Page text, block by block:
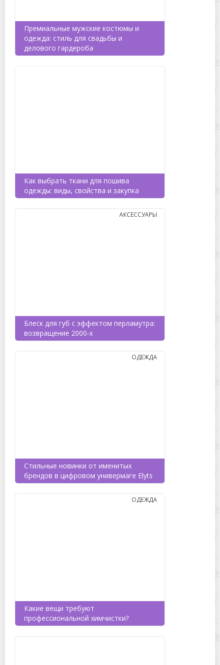
Премиальные мужские костюмы и
одежда: стиль для свадьбы и
делового гардероба
Как выбрать ткани для пошива
одежды: виды, свойства и закупка
Блеск для губ с эффектом перламутра:
возвращение 2000‑х
АКСЕССУАРЫ
Стильные новинки от именитых
брендов в цифровом универмаге Elyts
ОДЕЖДА
Какие вещи требуют
профессиональной химчистки?
ОДЕЖДА